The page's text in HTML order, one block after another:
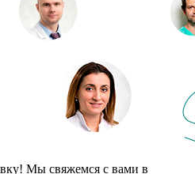
Мы свяжемся с вами в